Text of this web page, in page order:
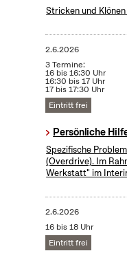
Stricken und
2.6.2026
3 Termine:
16 bis 16:30 Uhr
16:30 bis 17 Uhr
17 bis 17:30 Uhr
Eintritt frei
Persönliche
Spezifische
(Overdrive). Im
Werkstatt" im
2.6.2026
16 bis 18 Uhr
Eintritt frei